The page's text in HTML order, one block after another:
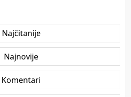
Najčitanije
Najnovije
Komentari